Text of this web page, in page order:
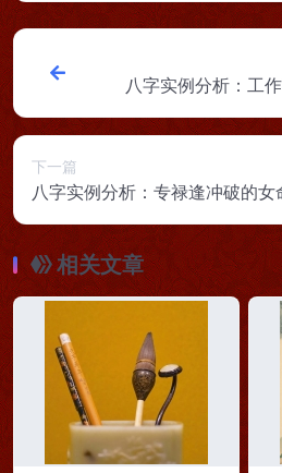
八字实例分析：工
下一篇
八字实例分析：专禄逢冲破的女
发生一些意外
相关文章